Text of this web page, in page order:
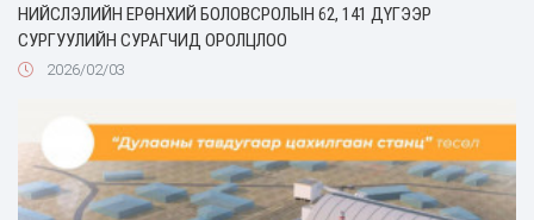
НИЙСЛЭЛИЙН ЕРӨНХИЙ БОЛОВСРОЛЫН 62, 141 ДҮГЭЭР
СУРГУУЛИЙН СУРАГЧИД ОРОЛЦЛОО
2026/02/03